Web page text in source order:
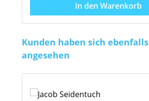
In den Warenkorb
Produktgalerie überspringen
Kunden haben sich ebenfalls
angesehen